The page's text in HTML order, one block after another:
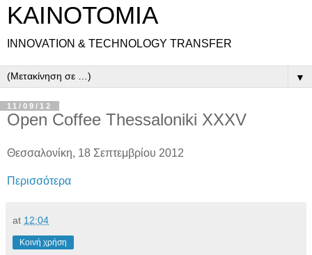
ΚΑΙΝΟΤΟΜΙΑ
INNOVATION & TECHNOLOGY TRANSFER
▼
11/09/12
Open Coffee Thessaloniki XXXV
Θεσσαλονίκη, 18 Σεπτεμβρίου 2012
Περισσότερα
at 12:04
Κοινή χρήση